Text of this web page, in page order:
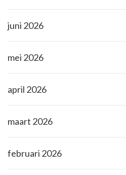
juni 2026
mei 2026
april 2026
maart 2026
februari 2026